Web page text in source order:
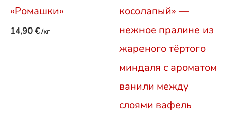
«Ромашки»
14,90€/кг
косолапый» —
нежное пралине из
жареного тёртого
миндаля с ароматом
ванили между
слоями вафель